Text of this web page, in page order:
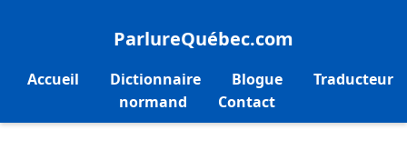
ParlureQuébec.com
Accueil Dictionnaire Blogue
Traducteur
normand
Contact